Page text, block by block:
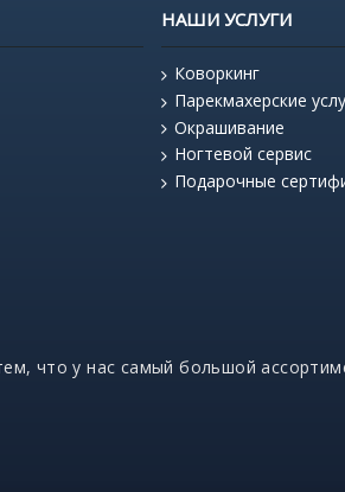
НАШИ УСЛУГИ
Коворкинг
Парекмахерские
Окрашивание
Ногтевой сервис
Подарочные
что у нас самый большой